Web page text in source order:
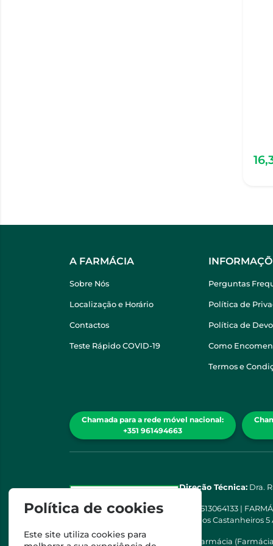
A FARMÁCIA
Sobre Nós
Localização e Horário
Contactos
Teste Rápido COVID-19
Perguntas
Política de
Política de
Como
Termos e
Chamada para a rede móvel nacional:
+351 961494663
Direção Técnica: Dra.
513064133 |
Rua dos Castanheiros
Esta farmácia
Política de cookies
Este site utiliza cookies para